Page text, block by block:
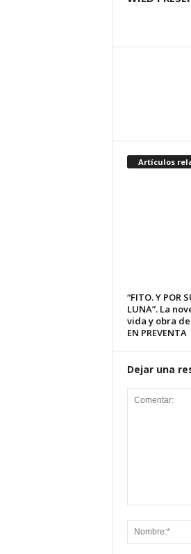
Artículos
“FITO. Y POR
LUNA”. La
vida y obra de
EN PREVENTA
Dejar una